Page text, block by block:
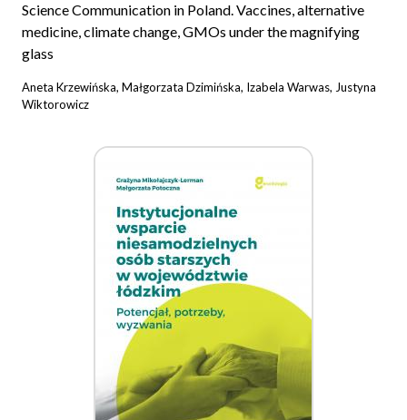
Science Communication in Poland. Vaccines, alternative
medicine, climate change, GMOs under the magnifying
glass
Aneta Krzewińska, Małgorzata Dzimińska, Izabela Warwas, Justyna
Wiktorowicz